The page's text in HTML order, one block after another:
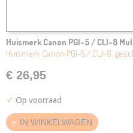
Huismerk Canon PGI-5 / CLI-8
Huismerk Canon PGI-5 / CLI-8,
€ 26,95
✓ Op voorraad
IN WINKELWAGEN